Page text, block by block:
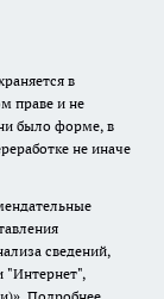
в
праве и не
было форме, в
не иначе
сведений,
"Интернет",